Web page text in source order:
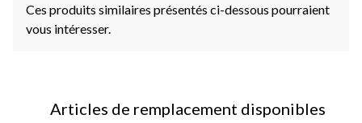
Ces produits similaires présentés ci-dessous pourraient
vous intéresser.
Articles de remplacement disponibles